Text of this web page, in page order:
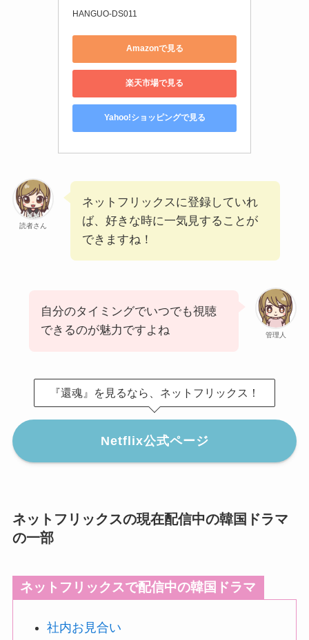
HANGUO-DS011
Amazonで見る
楽天市場で見る
Yahoo!ショッピングで見る
読者さん
ネットフリックスに登録していれ
ば、好きな時に一気見することが
できますね！
管理人
自分のタイミングでいつでも視聴
できるのが魅力ですよね
『還魂』を見るなら、ネットフリックス！
Netflix公式ページ
ネットフリックスの現在配信中の韓国ドラマ
の一部
ネットフリックスで配信中の韓国ドラマ
社内お見合い